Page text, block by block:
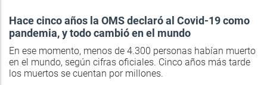
Hace cinco años la OMS declaró al Covid-19 como
pandemia, y todo cambió en el mundo
En ese momento, menos de 4.300 personas habían muerto
en el mundo, según cifras oficiales. Cinco años más tarde
los muertos se cuentan por millones.